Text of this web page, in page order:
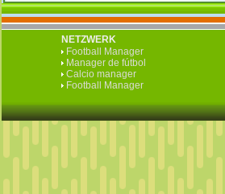
NETZWERK
Football Manager
Manager de fútbol
Calcio manager
Football Manager